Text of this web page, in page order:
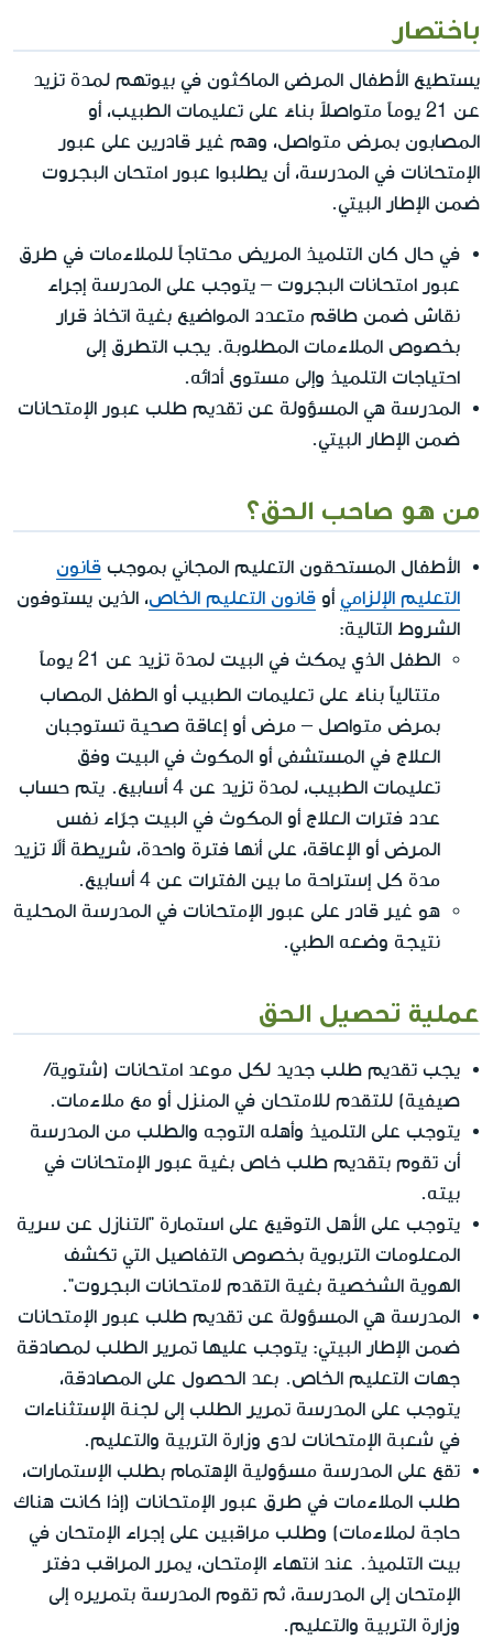
باختصار
يستطيع الأطفال المرضى الماكثون في بيوتهم لمدة تزيد
عن 21 يوماً متواصلاً بناءً على تعليمات الطبيب، أو
المصابون بمرض متواصل، وهم غير قادرين على عبور
الإمتحانات في المدرسة، أن يطلبوا عبور امتحان البجروت
ضمن الإطار البيتي.
في حال كان التلميذ المريض محتاجاً للملاءمات في طرق
عبور امتحانات البجروت – يتوجب على المدرسة إجراء
نقاش ضمن طاقم متعدد المواضيع بغية اتخاذ قرار
بخصوص الملاءمات المطلوبة. يجب التطرق إلى
احتياجات التلميذ وإلى مستوى أدائه.
المدرسة هي المسؤولة عن تقديم طلب عبور الإمتحانات
ضمن الإطار البيتي.
من هو صاحب الحق؟
الأطفال المستحقون التعليم المجاني بموجب قانون
التعليم الإلزامي أو قانون التعليم الخاص، الذين يستوفون
الشروط التالية:
الطفل الذي يمكث في البيت لمدة تزيد عن 21 يوماً
متتالياً بناءً على تعليمات الطبيبأو الطفل المصاب
بمرض متواصل – مرض أو إعاقة صحية تستوجبان
العلاج في المستشفى أو المكوث في البيت وفق
تعليمات الطبيب، لمدة تزيد عن 4 أسابيع. يتم حساب
عدد فترات العلاج أو المكوث في البيت جرّاء نفس
المرض أو الإعاقة، على أنها فترة واحدة، شريطة ألاّ تزيد
مدة كل إستراحة ما بين الفترات عن 4 أسابيع.
هو غير قادر على عبور الإمتحانات في المدرسة المحلية
نتيجة وضعه الطبي.
عملية تحصيل الحق
يجب تقديم طلب جديد لكل موعد امتحانات (شتوية/
صيفية) للتقدم للامتحان في المنزل أو مع ملاءمات.
يتوجب على التلميذ وأهله التوجه والطلب من المدرسة
أن تقوم بتقديم طلب خاص بغية عبور الإمتحانات في
بيته.
يتوجب على الأهل التوقيع على استمارة "التنازل عن سرية
المعلومات التربوية بخصوص التفاصيل التي تكشف
الهوية الشخصية بغية التقدم لامتحانات البجروت".
المدرسة هي المسؤولة عن تقديم طلب عبور الإمتحانات
ضمن الإطار البيتي: يتوجب عليها تمرير الطلب لمصادقة
جهات التعليم الخاص. بعد الحصول على المصادقة،
يتوجب على المدرسة تمرير الطلب إلى لجنة الإستثناءات
في شعبة الإمتحانات لدى وزارة التربية والتعليم.
تقع على المدرسة مسؤولية الإهتمام بطلب الإستمارات،
طلب الملاءمات في طرق عبور الإمتحانات (إذا كانت هناك
حاجة لملاءمات) وطلب مراقبين على إجراء الإمتحان في
بيت التلميذ. عند انتهاء الإمتحان، يمرر المراقب دفتر
الإمتحان إلى المدرسة، ثم تقوم المدرسة بتمريره إلى
وزارة التربية والتعليم.